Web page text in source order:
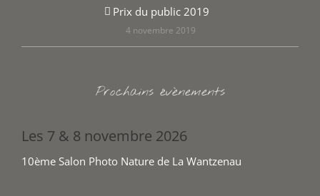
Prix du public 2019
4 novembre 2019
Prochains évènements
Les 7 & 8 novembre 2026
10ème Salon Photo Nature de La Wantzenau